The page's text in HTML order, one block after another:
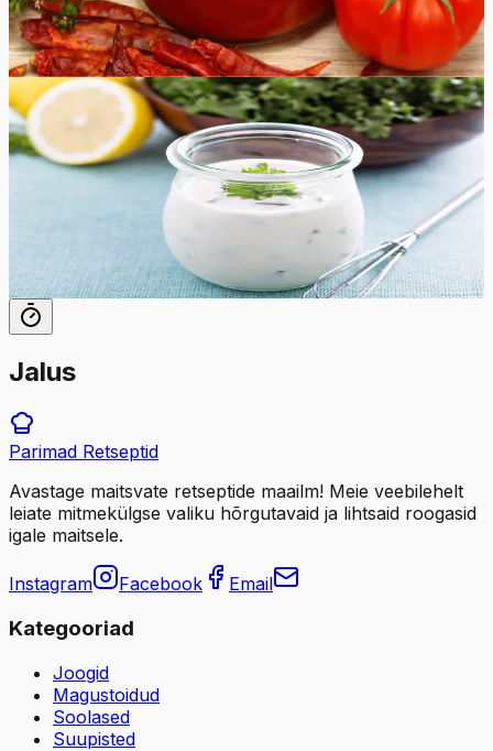
80min
32tk
Lihtne
4.8Hinnang:(8)
Ranch kaste
Täiuslikult vürtsikas ja kreemjas kodune Ranch kaste
maitseb paremini kui ükskõik milline poest ostetud kaste.
24 tk
Jalus
Parimad Retseptid
Avastage maitsvate retseptide maailm! Meie veebilehelt
leiate mitmekülgse valiku hõrgutavaid ja lihtsaid roogasid
igale maitsele.
Instagram Facebook Email
Kategooriad
Joogid
Magustoidud
Soolased
Suupisted